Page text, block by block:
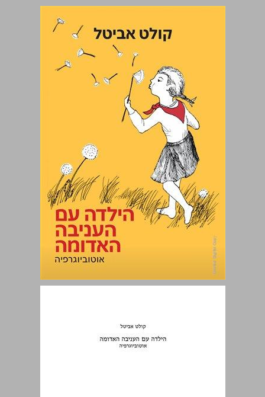
הילדה עם העניבה האדומה: אוטוביוגרפיה ... 0